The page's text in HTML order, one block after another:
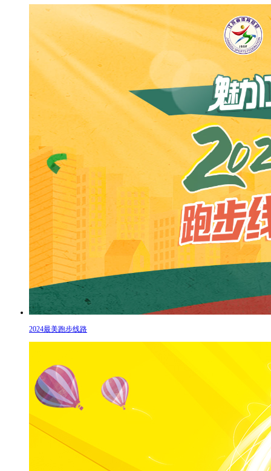
2024最美跑步线路